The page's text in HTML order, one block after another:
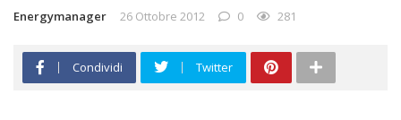
Energymanager 26 Ottobre 2012 0 281
Condividi Twitter